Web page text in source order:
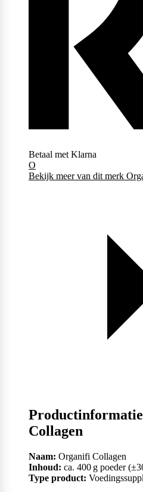
Betaal met Klarna
O
Bekijk meer van dit merk
Collagen
Naam: Organifi Collagen
Inhoud: ca. 400 g poeder
Type product: